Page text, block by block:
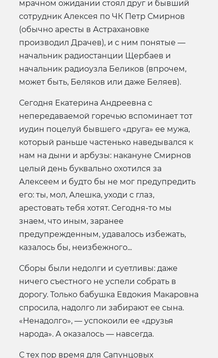
мрачном ожидании стоял друг и бывший
сотрудник Алексея по ЧК Петр Смирнов
(обычно аресты в Астрахановке
производил Драчев), и с ним понятые —
начальник радиостанции Щербаев и
начальник радиоузла Беликов (впрочем,
может быть, Беляков или даже Беляев).
Сегодня Екатерина Андреевна с
непередаваемой горечью вспоминает тот
иудин поцелуй бывшего «друга» ее мужа,
который раньше частенько наведывался к
нам на дыни и арбузы: накануне Смирнов
целый день буквально охотился за
Алексеем и будто бы не мог предупредить
его: ты, мол, Алешка, уходи с глаз,
арестовать тебя хотят. Сегодня-то мы
знаем, что иным, заранее
предупрежденным, удавалось избежать,
казалось бы, неизбежного...
Сборы были недолги и суетливы: даже
ничего съестного не успели собрать в
дорогу. Только бабушка Евдокия Макаровна
спросила, надолго ли забирают ее сына.
«Ненадолго», — успокоили ее «друзья
народа». А оказалось — навсегда.
С тех пор время для Сапунцовых